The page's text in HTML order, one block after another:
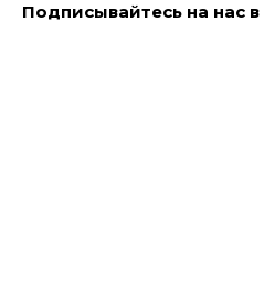
Подписывайтесь на наc в